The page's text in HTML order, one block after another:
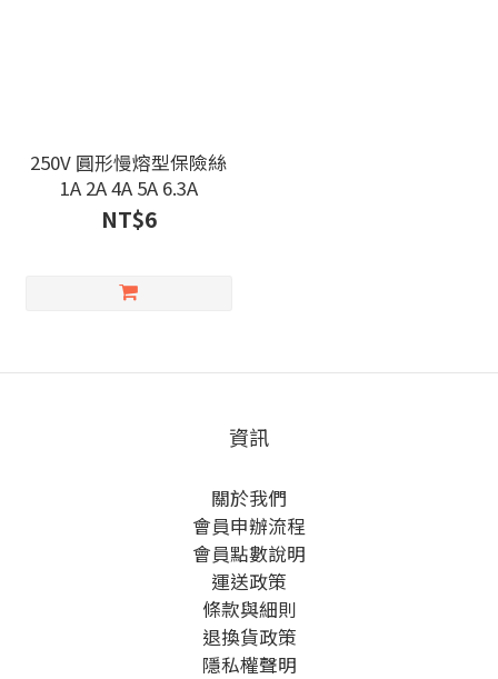
250V 圓形慢熔型保險絲
1A 2A 4A 5A 6.3A
NT$6
資訊
關於我們
會員申辦流程
會員點數說明
運送政策
條款與細則
退換貨政策
隱私權聲明